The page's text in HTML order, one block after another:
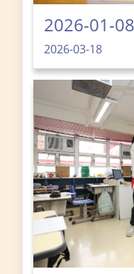
2026-01-
2026-03-18